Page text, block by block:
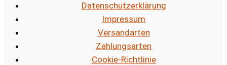
Datenschutzerklärung
Impressum
Versandarten
Zahlungsarten
Cookie-Richtlinie